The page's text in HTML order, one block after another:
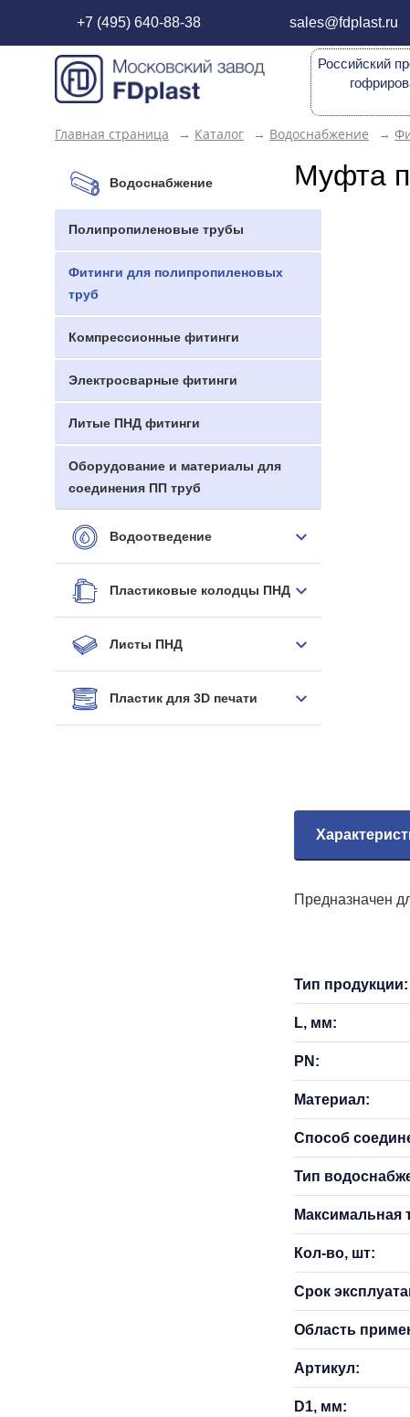
+7 (495) 640-88-38 sales@fdplast.ru
Российский
Главная страница → Каталог → Водоснабжение →
Водоснабжение
Полипропиленовые трубы
Фитинги для полипропиленовых
труб
Компрессионные фитинги
Электросварные фитинги
Литые ПНД фитинги
Оборудование и материалы для
соединения ПП труб
Водоотведение
Пластиковые колодцы ПНД
Листы ПНД
Пластик для 3D печати
Муфта
Предназначен
Тип продукции:
L, мм:
PN:
Материал:
Способ
Тип
Максимальная
Кол-во, шт:
Срок
Область
Артикул:
D1, мм: